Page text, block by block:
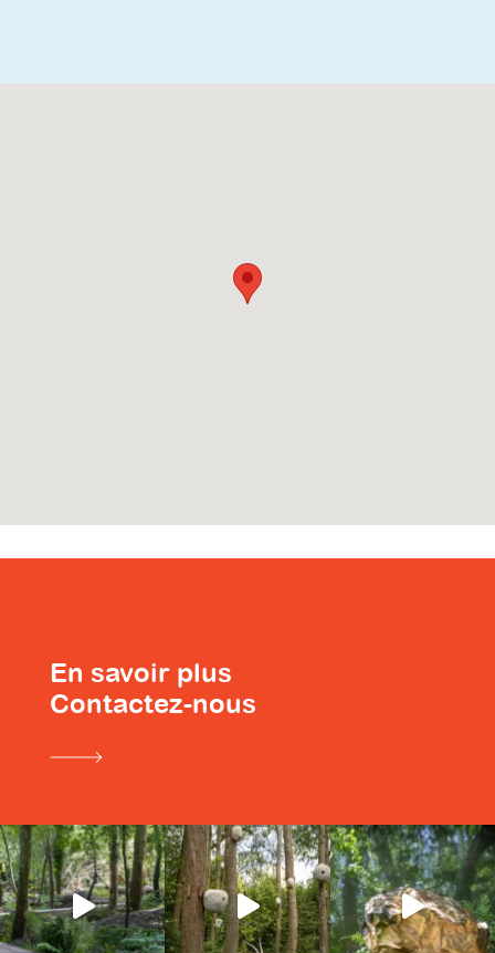
En savoir plus
Contactez-nous